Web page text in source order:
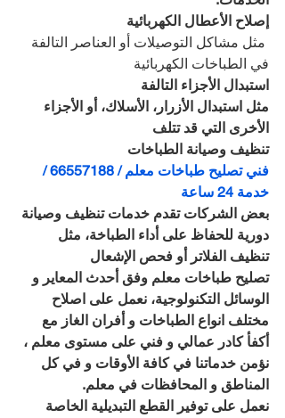
إصلاح الأعطال الكهربائية
مثل مشاكل التوصيلات أو العناصر التالفة
في الطباخات الكهربائية
استبدال الأجزاء التالفة
مثل استبدال الأزرار، الأسلاك، أو الأجزاء
الأخرى التي قد تتلف
تنظيف وصيانة الطباخات
فني تصليح طباخات معلم / 66557188 /
خدمة 24 ساعة
بعض الشركات تقدم خدمات تنظيف وصيانة
دورية للحفاظ على أداء الطباخة، مثل
تنظيف الفلاتر أو فحص الإشعال
تصليح طباخات معلم وفق أحدث المعاير و
الوسائل التكنولوجية، نعمل على اصلاح
مختلف انواع الطباخات و أفران الغاز مع
أكفأ كادر عمالي و فني على مستوى معلم ،
نؤمن خدماتنا في كافة الأوقات و في كل
المناطق و المحافظات في معلم.
نعمل على توفير القطع التبديلية الخاصة